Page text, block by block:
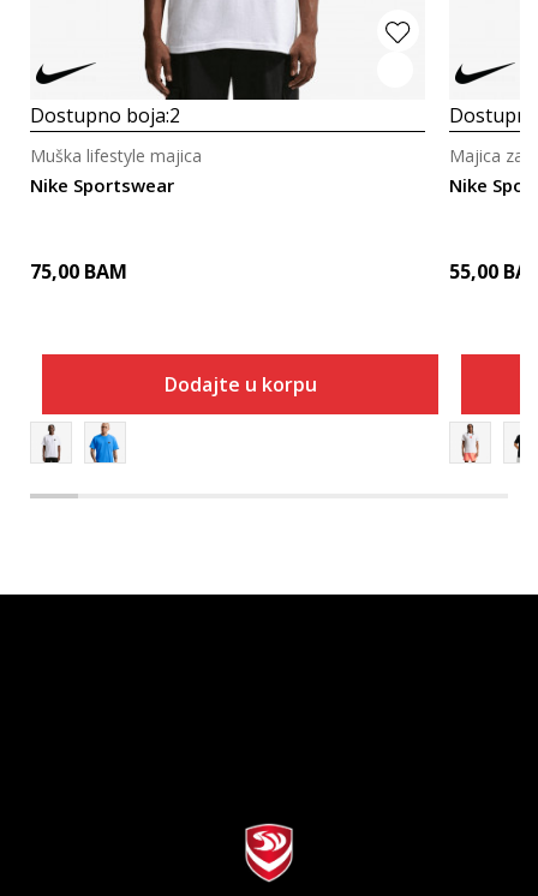
Dostupno boja:2
Nike Sportswear
Muška lifestyle majica
75,00 BAM
Dodajte u korpu
Nike
Majica za
55,00